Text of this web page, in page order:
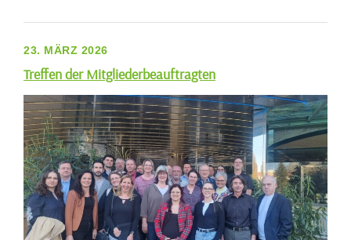
23. MÄRZ 2026
Treffen der Mitgliederbeauftragten